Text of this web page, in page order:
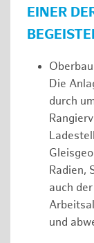
EINER
Oberbau
Die
durch
Radien,
auch
und